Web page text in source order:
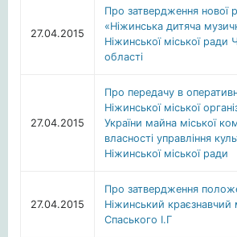
27.04.2015
Про затвердження нової
«Ніжинська дитяча
Ніжинської міської ради
області
27.04.2015
Про передачу в
Ніжинської міської
України майна міської
власності управління
Ніжинської міської ради
27.04.2015
Про затвердження
Ніжинський краєзнавчий
Спаського І.Г